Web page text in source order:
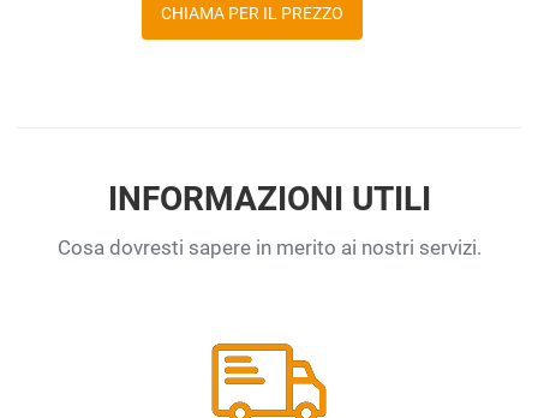
CHIAMA PER IL PREZZO
INFORMAZIONI UTILI
Cosa dovresti sapere in merito ai nostri servizi.